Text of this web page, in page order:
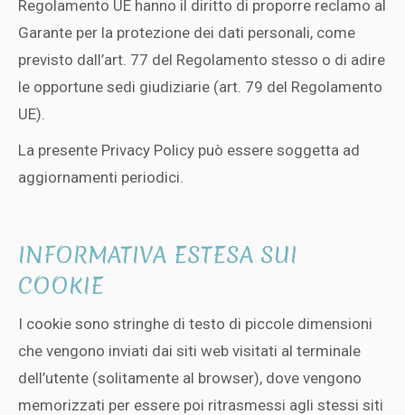
Regolamento UE hanno il diritto di proporre reclamo al
Garante per la protezione dei dati personali, come
previsto dall’art. 77 del Regolamento stesso o di adire
le opportune sedi giudiziarie (art. 79 del Regolamento
UE).
La presente Privacy Policy può essere soggetta ad
aggiornamenti periodici.
INFORMATIVA ESTESA SUI
COOKIE
I cookie sono stringhe di testo di piccole dimensioni
che vengono inviati dai siti web visitati al terminale
dell’utente (solitamente al browser), dove vengono
memorizzati per essere poi ritrasmessi agli stessi siti